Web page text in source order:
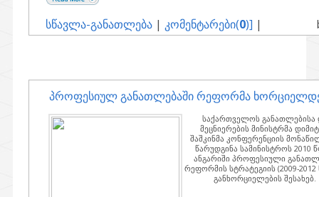
სწავლა-განათლება | კომენტარები(0)] |
პროფესიულ განათლებაში რეფორმა
საქართველოს განათლებისა
მეცნიერების მინისტრმა
შაშკინმა კონფერენციის
წარუდგინა სამინისტროს 2010
ანგარიში პროფესიული
რეფორმის სტრატეგიის (2009-
განხორციელების შესახებ.